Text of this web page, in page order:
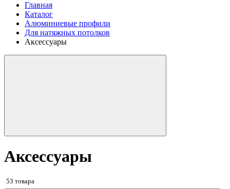
Главная
Каталог
Алюминиевые профили
Для натяжных потолков
Аксессуары
Аксессуары
53 товара